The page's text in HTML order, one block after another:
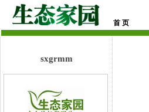
首 页
sxgrmm